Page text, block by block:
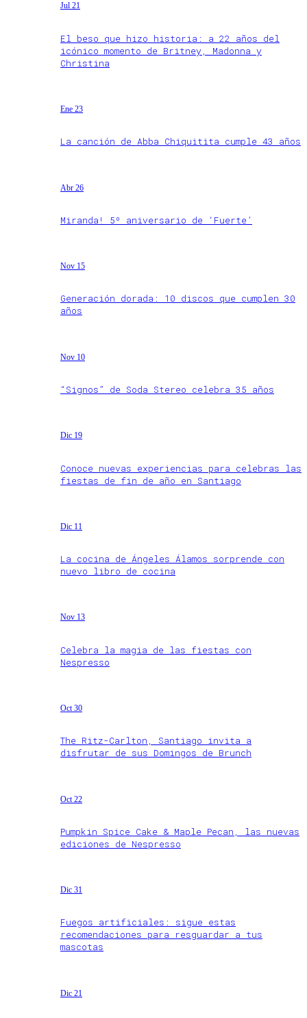
Jul 21
El beso que hizo historia: a 22 años del
icónico momento de Britney, Madonna y
Christina
Ene 23
La canción de Abba Chiquitita cumple 43 años
Abr 26
Miranda! 5º aniversario de ‘Fuerte’
Nov 15
Generación dorada: 10 discos que cumplen 30
años
Nov 10
“Signos” de Soda Stereo celebra 35 años
Dic 19
Conoce nuevas experiencias para celebras las
fiestas de fin de año en Santiago
Dic 11
La cocina de Ángeles Álamos sorprende con
nuevo libro de cocina
Nov 13
Celebra la magia de las fiestas con
Nespresso
Oct 30
The Ritz-Carlton, Santiago invita a
disfrutar de sus Domingos de Brunch
Oct 22
Pumpkin Spice Cake & Maple Pecan, las nuevas
ediciones de Nespresso
Dic 31
Fuegos artificiales: sigue estas
recomendaciones para resguardar a tus
mascotas
Dic 21